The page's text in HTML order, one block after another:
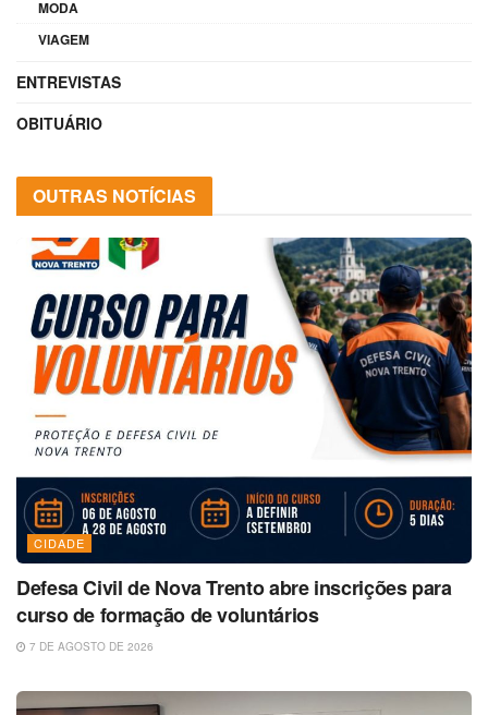
MODA
VIAGEM
ENTREVISTAS
OBITUÁRIO
OUTRAS NOTÍCIAS
CIDADE
Defesa Civil de Nova Trento abre inscrições para
curso de formação de voluntários
7 DE AGOSTO DE 2026